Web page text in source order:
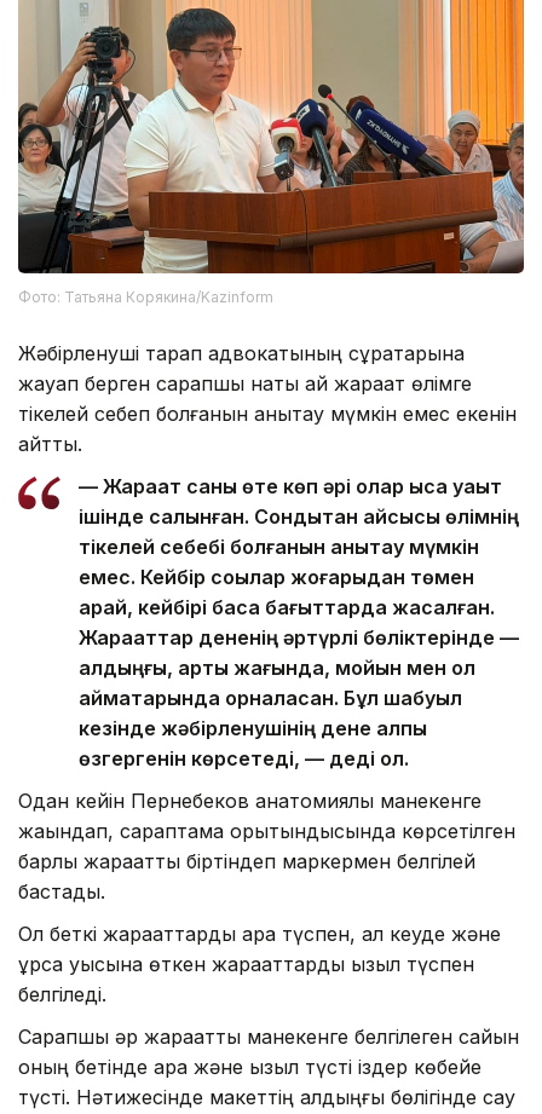
Фото: Татьяна Корякина/Kazinform
Жәбірленуші тарап адвокатының сұрақтарына
жауап берген сарапшы нақты қай жарақат өлімге
тікелей себеп болғанын анықтау мүмкін емес екенін
айтты.
— Жарақат саны өте көп әрі олар қысқа уақыт
ішінде салынған. Сондықтан қайсысы өлімнің
тікелей себебі болғанын анықтау мүмкін
емес. Кейбір соққылар жоғарыдан төмен
қарай, кейбірі басқа бағыттарда жасалған.
Жарақаттар дененің әртүрлі бөліктерінде —
алдыңғы, артқы жағында, мойын мен қол
аймақтарында орналасқан. Бұл шабуыл
кезінде жәбірленушінің дене қалпы
өзгергенін көрсетеді, — деді ол.
Одан кейін Пернебеков анатомиялық манекенге
жақындап, сараптама қорытындысында көрсетілген
барлық жарақатты біртіндеп маркермен белгілей
бастады.
Ол беткі жарақаттарды қара түспен, ал кеуде және
құрсақ қуысына өткен жарақаттарды қызыл түспен
белгіледі.
Сарапшы әр жарақатты манекенге белгілеген сайын
оның бетінде қара және қызыл түсті іздер көбейе
түсті. Нәтижесінде макеттің алдыңғы бөлігінде сау